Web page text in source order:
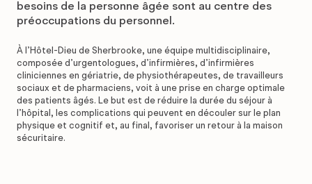
besoins de la personne âgée sont au centre des
préoccupations du personnel.
À l’Hôtel-Dieu de Sherbrooke, une équipe multidisciplinaire,
composée d’urgentologues, d’infirmières, d’infirmières
cliniciennes en gériatrie, de physiothérapeutes, de travailleurs
sociaux et de pharmaciens, voit à une prise en charge optimale
des patients âgés. Le but est de réduire la durée du séjour à
l’hôpital, les complications qui peuvent en découler sur le plan
physique et cognitif et, au final, favoriser un retour à la maison
sécuritaire.